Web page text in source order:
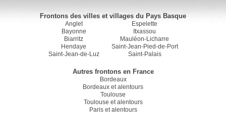
Frontons des villes et villages du Pays Basque
Anglet
Bayonne
Biarritz
Hendaye
Saint-Jean-de-Luz
Espelette
Itxassou
Mauléon-Licharre
Saint-Jean-Pied-de-Port
Saint-Palais
Autres frontons en France
Bordeaux
Bordeaux et alentours
Toulouse
Toulouse et alentours
Paris et alentours